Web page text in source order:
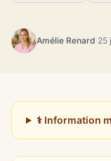
Amélie Renard·25
⚕️ Information